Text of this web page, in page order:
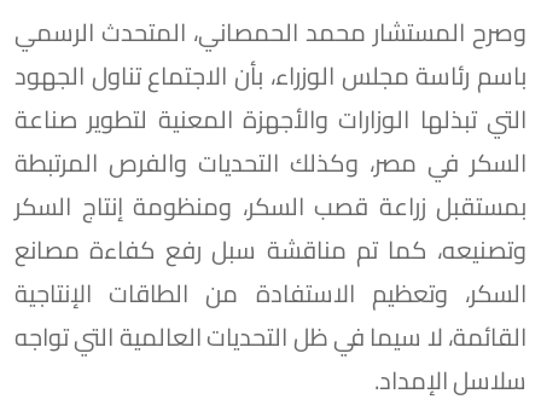
وصرح المستشار محمد الحمصاني، المتحدث الرسمي
باسم رئاسة مجلس الوزراء، بأن الاجتماع تناول الجهود
التي تبذلها الوزارات والأجهزة المعنية لتطوير صناعة
السكر في مصر، وكذلك التحديات والفرص المرتبطة
بمستقبل زراعة قصب السكر، ومنظومة إنتاج السكر
وتصنيعه، كما تم مناقشة سبل رفع كفاءة مصانع
السكر، وتعظيم الاستفادة من الطاقات الإنتاجية
القائمة، لا سيما في ظل التحديات العالمية التي تواجه
سلاسل الإمداد.